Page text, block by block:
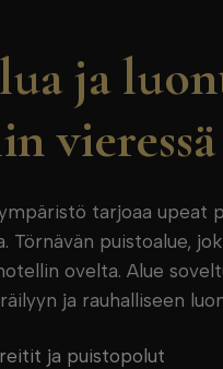
ja
vieressä
tarjoaa upeat
Törnävän puistoalue,
ovelta. Alue
ja rauhalliseen
ja puistopolut